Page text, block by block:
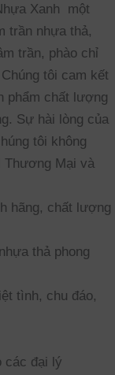
Xanh một
trần nhựa thả,
trần, phào chỉ
tôi cam kết
phẩm chất lượng
Sự hài lòng của
tôi không
Thương Mại và
hãng, chất lượng
thả phong
tình, chu đáo,
các đại lý